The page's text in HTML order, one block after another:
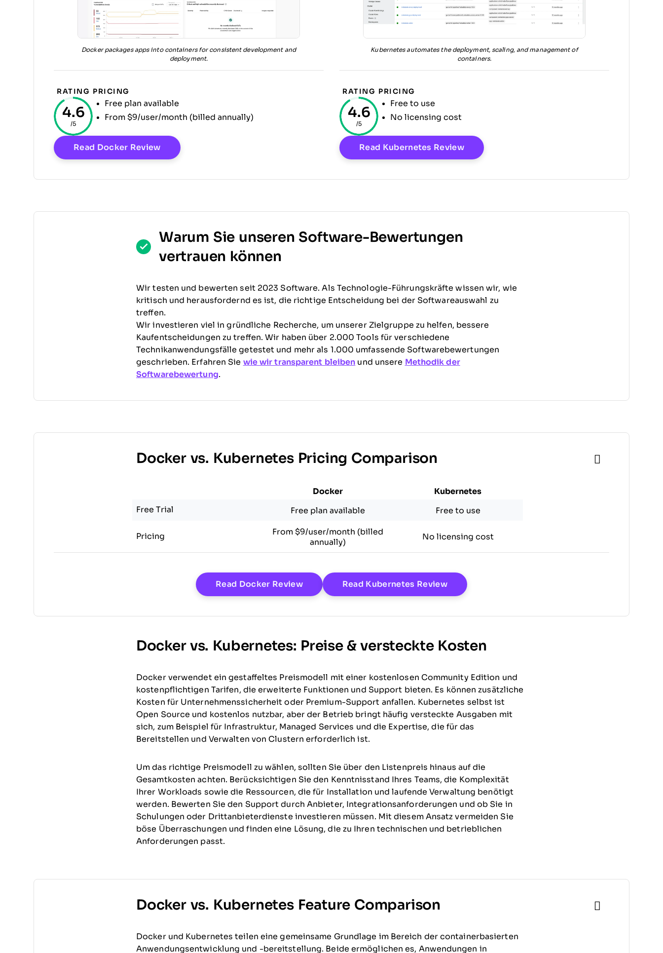
Docker packages apps into containers for consistent development and
deployment.
RATING
4.6
/5
PRICING
Free plan available
From $9/user/month (billed annually)
Read Docker ReviewOpens New Window
Kubernetes automates the deployment, scaling, and management of
containers.
RATING
4.6
/5
PRICING
Free to use
No licensing cost
Read Kubernetes ReviewOpens New Window
Warum Sie unseren Software-Bewertungen
vertrauen können
Wir testen und bewerten seit 2023 Software. Als Technologie-Führungskräfte wissen wir, wie
kritisch und herausfordernd es ist, die richtige Entscheidung bei der Softwareauswahl zu
treffen.
Wir investieren viel in gründliche Recherche, um unserer Zielgruppe zu helfen, bessere
Kaufentscheidungen zu treffen. Wir haben über 2.000 Tools für verschiedene
Technikanwendungsfälle getestet und mehr als 1.000 umfassende Softwarebewertungen
geschrieben. Erfahren Sie wie wir transparent bleiben und unsere Methodik der
Softwarebewertung.
Docker vs. Kubernetes Pricing Comparison
Docker Kubernetes
Free Trial Free plan available Free to use
Pricing
From $9/user/month (billed
annually)
No licensing cost
Read Docker ReviewOpens New Window
Read Kubernetes ReviewOpens New Window
Docker vs. Kubernetes: Preise & versteckte Kosten
Docker verwendet ein gestaffeltes Preismodell mit einer kostenlosen Community Edition und
kostenpflichtigen Tarifen, die erweiterte Funktionen und Support bieten. Es können zusätzliche
Kosten für Unternehmenssicherheit oder Premium-Support anfallen. Kubernetes selbst ist
Open Source und kostenlos nutzbar, aber der Betrieb bringt häufig versteckte Ausgaben mit
sich, zum Beispiel für Infrastruktur, Managed Services und die Expertise, die für das
Bereitstellen und Verwalten von Clustern erforderlich ist.
Um das richtige Preismodell zu wählen, sollten Sie über den Listenpreis hinaus auf die
Gesamtkosten achten. Berücksichtigen Sie den Kenntnisstand Ihres Teams, die Komplexität
Ihrer Workloads sowie die Ressourcen, die für Installation und laufende Verwaltung benötigt
werden. Bewerten Sie den Support durch Anbieter, Integrationsanforderungen und ob Sie in
Schulungen oder Drittanbieterdienste investieren müssen. Mit diesem Ansatz vermeiden Sie
böse Überraschungen und finden eine Lösung, die zu Ihren technischen und betrieblichen
Anforderungen passt.
Docker vs. Kubernetes Feature Comparison
Docker und Kubernetes teilen eine gemeinsame Grundlage im Bereich der containerbasierten
Anwendungsentwicklung und -bereitstellung. Beide ermöglichen es, Anwendungen in